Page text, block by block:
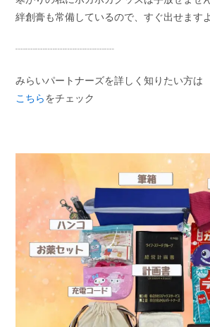
絆創膏も常備しているので、すぐ出せます
┈┈┈┈┈┈┈┈┈┈
みらいパートナーズを詳しく知りたい方は
こちらをチェック